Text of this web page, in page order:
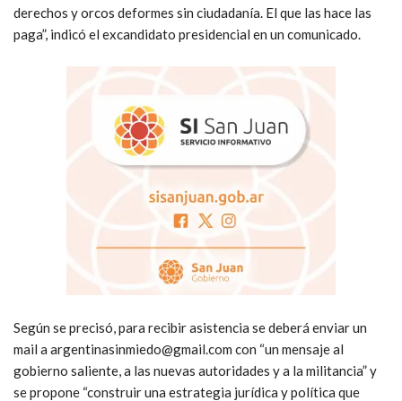
derechos y orcos deformes sin ciudadanía. El que las hace las
paga”, indicó el excandidato presidencial en un comunicado.
Según se precisó, para recibir asistencia se deberá enviar un
mail a argentinasinmiedo@gmail.com con “un mensaje al
gobierno saliente, a las nuevas autoridades y a la militancia” y
se propone “construir una estrategia jurídica y política que